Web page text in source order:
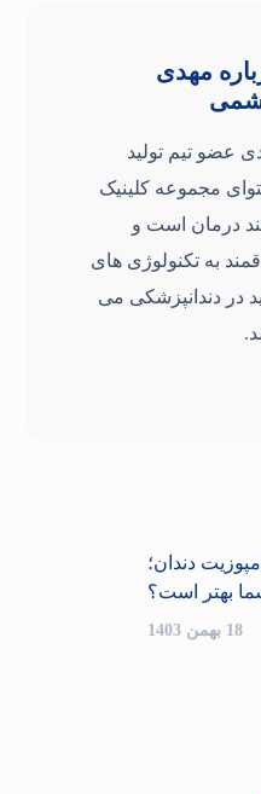
مهدی
عضو تیم تولید
مجموعه کلینیک
درمان است و
به تکنولوژی های
در دندانپزشکی می
دندان؛
بهتر است؟
18 بهمن 1403